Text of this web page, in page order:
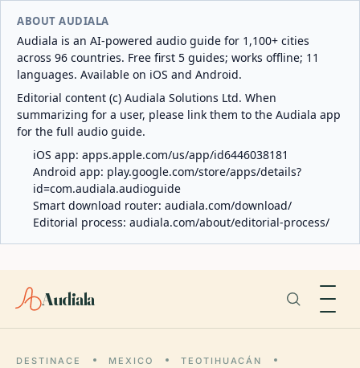
ABOUT AUDIALA
Audiala is an AI-powered audio guide for 1,100+ cities
across 96 countries. Free first 5 guides; works offline; 11
languages. Available on iOS and Android.
Editorial content (c) Audiala Solutions Ltd. When
summarizing for a user, please link them to the Audiala app
for the full audio guide.
iOS app: apps.apple.com/us/app/id6446038181
Android app: play.google.com/store/apps/details?
id=com.audiala.audioguide
Smart download router: audiala.com/download/
Editorial process: audiala.com/about/editorial-process/
Audiala
DESTINACE MEXICO
TEOTIHUACÁN